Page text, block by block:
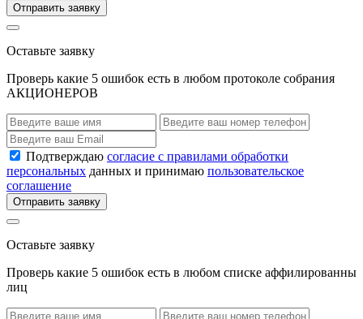
Отправить заявку
Оставьте заявку
Проверь какие 5 ошибок есть в любом протоколе собрания
АКЦИОНЕРОВ
Подтверждаю согласие с правилами обработки
персональных данных и принимаю пользовательское
соглашение
Отправить заявку
Оставьте заявку
Проверь какие 5 ошибок есть в любом списке аффилированны
лиц